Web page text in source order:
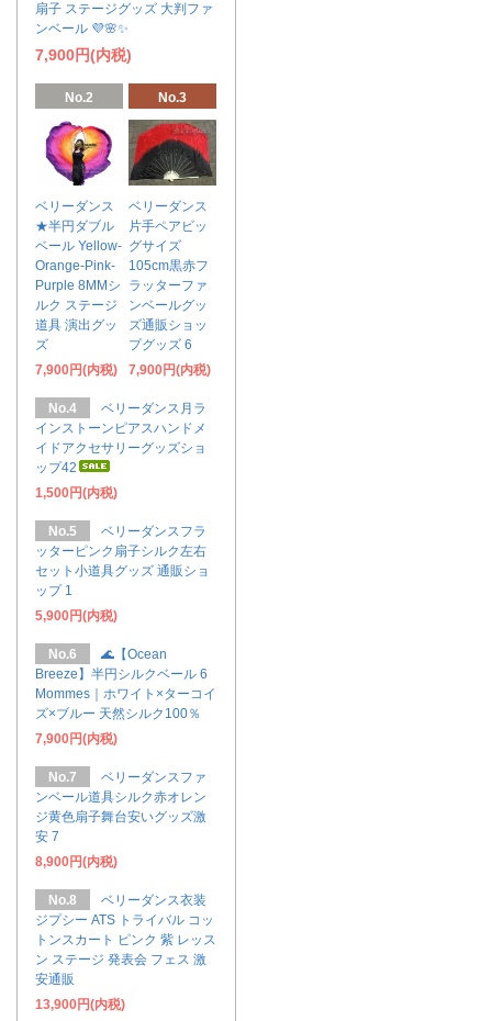
扇子 ステージグッズ 大判ファ
ンベール 💜🌸✨
7,900円(内税)
No.2
ベリーダンス
★半円ダブル
ベール Yellow-
Orange-Pink-
Purple 8MMシ
ルク ステージ
道具 演出グッ
ズ
7,900円(内税)
No.3
ベリーダンス
片手ペアビッ
グサイズ
105cm黒赤フ
ラッターファ
ンベールグッ
ズ通販ショッ
プグッズ 6
7,900円(内税)
No.4
ベリーダンス月ラ
インストーンピアスハンドメ
イドアクセサリーグッズショ
ップ42
1,500円(内税)
No.5
ベリーダンスフラ
ッターピンク扇子シルク左右
セット小道具グッズ 通販ショ
ップ 1
5,900円(内税)
No.6
🌊【Ocean
Breeze】半円シルクベール 6
Mommes｜ホワイト×ターコイ
ズ×ブルー 天然シルク100％
7,900円(内税)
No.7
ベリーダンスファ
ンベール道具シルク赤オレン
ジ黄色扇子舞台安いグッズ激
安 7
8,900円(内税)
No.8
ベリーダンス衣装
ジプシー ATS トライバル コッ
トンスカート ピンク 紫 レッス
ン ステージ 発表会 フェス 激
安通販
13,900円(内税)